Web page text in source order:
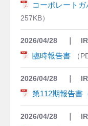
コーポレート
257KB
2026/04/28
臨時報告書
2026/04/28
第112期報告書
2026/04/28